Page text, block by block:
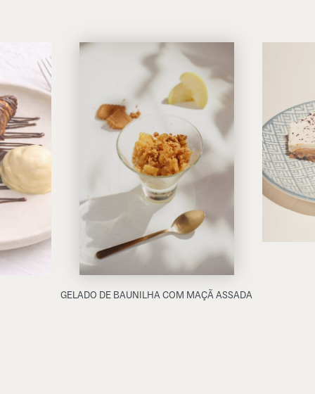
GELADO DE BAUNILHA COM MAÇÃ ASSADA